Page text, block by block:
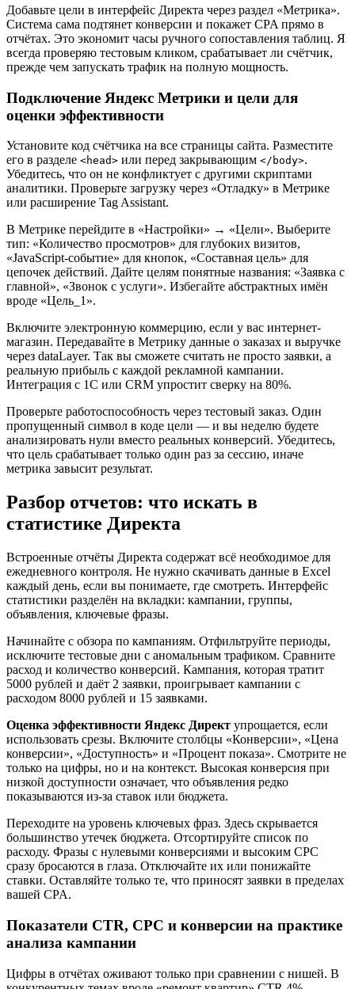
Добавьте цели в интерфейс Директа через раздел «Метрика».
Система сама подтянет конверсии и покажет CPA прямо в
отчётах. Это экономит часы ручного сопоставления таблиц. Я
всегда проверяю тестовым кликом, срабатывает ли счётчик,
прежде чем запускать трафик на полную мощность.
Подключение Яндекс Метрики и цели для
оценки эффективности
Установите код счётчика на все страницы сайта. Разместите
его в разделе <head> или перед закрывающим </body>.
Убедитесь, что он не конфликтует с другими скриптами
аналитики. Проверьте загрузку через «Отладку» в Метрике
или расширение Tag Assistant.
В Метрике перейдите в «Настройки» → «Цели». Выберите
тип: «Количество просмотров» для глубоких визитов,
«JavaScript-событие» для кнопок, «Составная цель» для
цепочек действий. Дайте целям понятные названия: «Заявка с
главной», «Звонок с услуги». Избегайте абстрактных имён
вроде «Цель_1».
Включите электронную коммерцию, если у вас интернет-
магазин. Передавайте в Метрику данные о заказах и выручке
через dataLayer. Так вы сможете считать не просто заявки, а
реальную прибыль с каждой рекламной кампании.
Интеграция с 1С или CRM упростит сверку на 80%.
Проверьте работоспособность через тестовый заказ. Один
пропущенный символ в коде цели — и вы неделю будете
анализировать нули вместо реальных конверсий. Убедитесь,
что цель срабатывает только один раз за сессию, иначе
метрика завысит результат.
Разбор отчетов: что искать в
статистике Директа
Встроенные отчёты Директа содержат всё необходимое для
ежедневного контроля. Не нужно скачивать данные в Excel
каждый день, если вы понимаете, где смотреть. Интерфейс
статистики разделён на вкладки: кампании, группы,
объявления, ключевые фразы.
Начинайте с обзора по кампаниям. Отфильтруйте периоды,
исключите тестовые дни с аномальным трафиком. Сравните
расход и количество конверсий. Кампания, которая тратит
5000 рублей и даёт 2 заявки, проигрывает кампании с
расходом 8000 рублей и 15 заявками.
Оценка эффективности Яндекс Директ упрощается, если
использовать срезы. Включите столбцы «Конверсии», «Цена
конверсии», «Доступность» и «Процент показа». Смотрите не
только на цифры, но и на контекст. Высокая конверсия при
низкой доступности означает, что объявления редко
показываются из-за ставок или бюджета.
Переходите на уровень ключевых фраз. Здесь скрывается
большинство утечек бюджета. Отсортируйте список по
расходу. Фразы с нулевыми конверсиями и высоким CPC
сразу бросаются в глаза. Отключайте их или понижайте
ставки. Оставляйте только те, что приносят заявки в пределах
вашей CPA.
Показатели CTR, CPC и конверсии на практике
анализа кампании
Цифры в отчётах оживают только при сравнении с нишей. В